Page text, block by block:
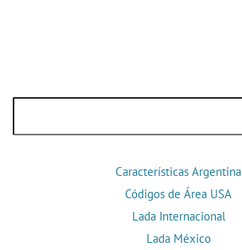
Características Argentina
Códigos de Área USA
Lada Internacional
Lada México